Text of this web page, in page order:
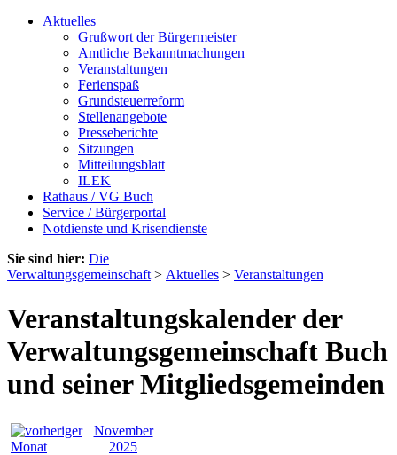
Aktuelles
Grußwort der Bürgermeister
Amtliche Bekanntmachungen
Veranstaltungen
Ferienspaß
Grundsteuerreform
Stellenangebote
Presseberichte
Sitzungen
Mitteilungsblatt
ILEK
Rathaus / VG Buch
Service / Bürgerportal
Notdienste und Krisendienste
Sie sind hier: Die
Verwaltungsgemeinschaft > Aktuelles > Veranstaltungen
Veranstaltungskalender der
Verwaltungsgemeinschaft Buch
und seiner Mitgliedsgemeinden
November
2025